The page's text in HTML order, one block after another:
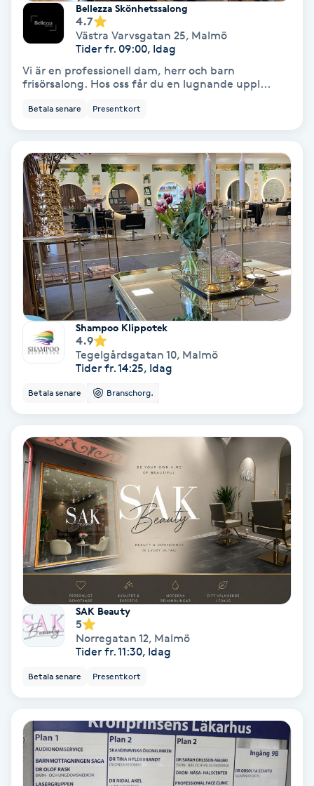
Färgning
Gel naglar
Gelenaglar
Gellack
Gellack med förstärkning
Gravidmassage
Gravidyoga
Gruppträning
Gua Sha-massage
Hatha Yoga
Headspa
Healing
Herrklippning
HIFU
Hollywood Peel
Hot Stone Massage
Hot yoga
Hudföryngring
Bellezza Skönhetssalong
4.7
Västra Varvsgatan 25, Malmö
Tider fr. 09:00, Idag
Vi är en professionell dam, herr och barn
frisörsalong. Hos oss får du en lugnande uppl...
Betala senare Presentkort
Shampoo Klippotek
4.9
Tegelgårdsgatan 10, Malmö
Tider fr. 14:25, Idag
Betala senare Branschorg.
SAK Beauty
5
Norregatan 12, Malmö
Tider fr. 11:30, Idag
Betala senare Presentkort